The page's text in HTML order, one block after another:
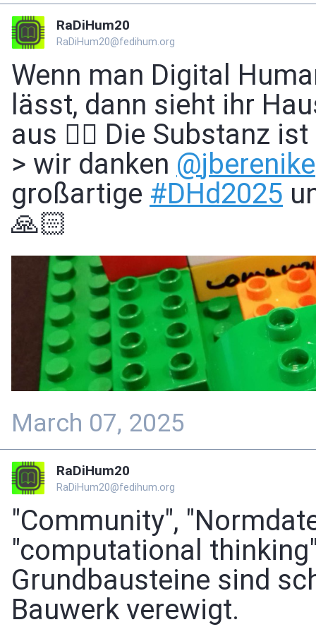
RaDiHum20
RaDiHum20@fedihum.org
Wenn man Digital
lässt, dann sieht ihr
aus 👇🏻 Die Substanz
> wir danken @jberenike
großartige #DHd2025
🙏🏻
March 07, 2025
RaDiHum20
RaDiHum20@fedihum.org
"Community",
"computational
Grundbausteine sind
Bauwerk verewigt.